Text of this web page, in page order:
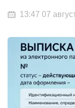
13:47 07